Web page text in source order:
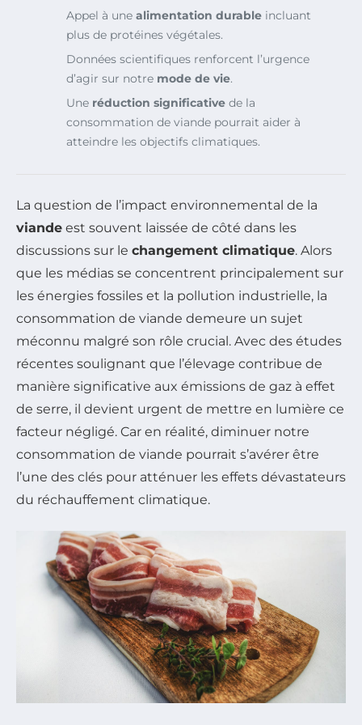
Appel à une alimentation durable incluant
plus de protéines végétales.
Données scientifiques renforcent l’urgence
d’agir sur notre mode de vie.
Une réduction significative de la
consommation de viande pourrait aider à
atteindre les objectifs climatiques.
La question de l’impact environnemental de la
viande est souvent laissée de côté dans les
discussions sur le changement climatique. Alors
que les médias se concentrent principalement sur
les énergies fossiles et la pollution industrielle, la
consommation de viande demeure un sujet
méconnu malgré son rôle crucial. Avec des études
récentes soulignant que l’élevage contribue de
manière significative aux émissions de gaz à effet
de serre, il devient urgent de mettre en lumière ce
facteur négligé. Car en réalité, diminuer notre
consommation de viande pourrait s’avérer être
l’une des clés pour atténuer les effets dévastateurs
du réchauffement climatique.